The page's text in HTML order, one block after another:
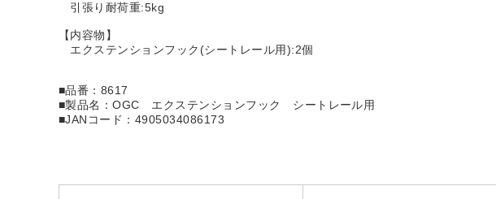
引張り耐荷重:5kg
【内容物】
エクステンションフック(シートレール用):2個
■品番：8617
■製品名：OGC エクステンションフック シートレール用
■JANコード：4905034086173